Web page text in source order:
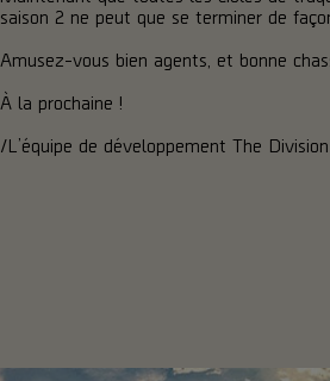
saison 2 ne peut que se terminer de
Amusez-vous bien agents, et bonne
À la prochaine !
/L’équipe de développement The